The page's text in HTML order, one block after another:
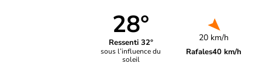
28°
Ressenti 32°
sous l’influence du
soleil
20 km/h
Rafales40 km/h